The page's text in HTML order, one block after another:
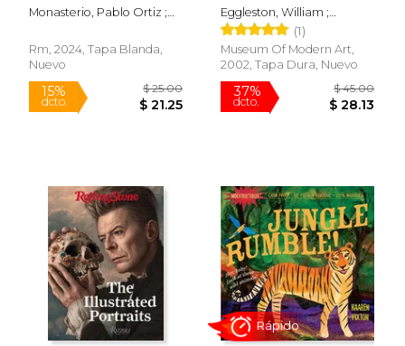
Monasterio, Pablo Ortiz ;
Brenda
Rm, 2024, Tapa Blanda,
Nuevo
15%
dcto. $ 21.25
Eggleston, William ;
Szarkowski, John
(1)
Museum Of Modern Art,
2002, Tapa Dura, Nuevo
37%
dcto.
$
$
Rápido